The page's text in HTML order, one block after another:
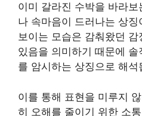
이미 갈라진 수박을 바라
나 속마음이 드러나는 상
보이는 모습은 감춰왔던
있음을 의미하기 때문에
를 암시하는 상징으로 해석
이를 통해 표현을 미루지
히 오해를 줄이기 위한 소